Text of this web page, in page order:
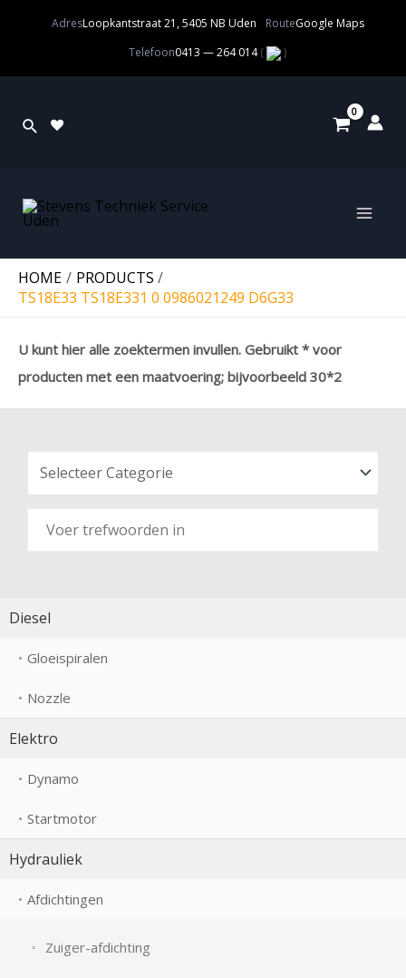
AdresLoopkantstraat 21, 5405 NB Uden RouteGoogle Maps
Telefoon0413 — 264 014( )
HOME
PRODUCTS
TS18E33 TS18E331 0 0986021249 D6G33
U kunt hier alle zoektermen invullen. Gebruikt * voor
producten met een maatvoering; bijvoorbeeld 30*2
Diesel
Gloeispiralen
Nozzle
Elektro
Dynamo
Startmotor
Hydrauliek
Afdichtingen
Zuiger-afdichting